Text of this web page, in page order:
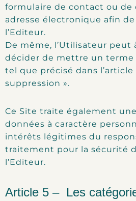
formulaire de contact ou de
adresse électronique afin
l’Editeur.
De même, l’Utilisateur
décider de mettre un
tel que précisé dans l’article
suppression ».
Ce Site traite également
données à caractère
intérêts légitimes du
traitement pour la sécurité
l’Editeur.
Article 5 – Les